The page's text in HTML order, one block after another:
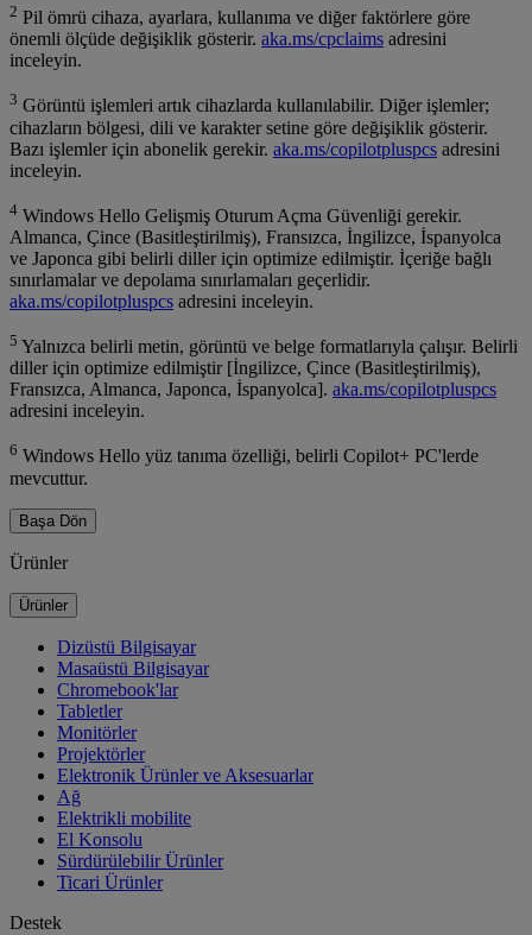
2 Pil ömrü cihaza, ayarlara, kullanıma ve diğer faktörlere göre
önemli ölçüde değişiklik gösterir. aka.ms/cpclaims adresini
inceleyin.
3 Görüntü işlemleri artık cihazlarda kullanılabilir. Diğer işlemler;
cihazların bölgesi, dili ve karakter setine göre değişiklik gösterir.
Bazı işlemler için abonelik gerekir. aka.ms/copilotpluspcs adresini
inceleyin.
4 Windows Hello Gelişmiş Oturum Açma Güvenliği gerekir.
Almanca, Çince (Basitleştirilmiş), Fransızca, İngilizce, İspanyolca
ve Japonca gibi belirli diller için optimize edilmiştir. İçeriğe bağlı
sınırlamalar ve depolama sınırlamaları geçerlidir.
aka.ms/copilotpluspcs adresini inceleyin.
5 Yalnızca belirli metin, görüntü ve belge formatlarıyla çalışır. Belirli
diller için optimize edilmiştir [İngilizce, Çince (Basitleştirilmiş),
Fransızca, Almanca, Japonca, İspanyolca]. aka.ms/copilotpluspcs
adresini inceleyin.
6 Windows Hello yüz tanıma özelliği, belirli Copilot+ PC'lerde
mevcuttur.
Başa Dön
Ürünler
Ürünler
Dizüstü Bilgisayar
Masaüstü Bilgisayar
Chromebook'lar
Tabletler
Monitörler
Projektörler
Elektronik Ürünler ve Aksesuarlar
Ağ
Elektrikli mobilite
El Konsolu
Sürdürülebilir Ürünler
Ticari Ürünler
Destek